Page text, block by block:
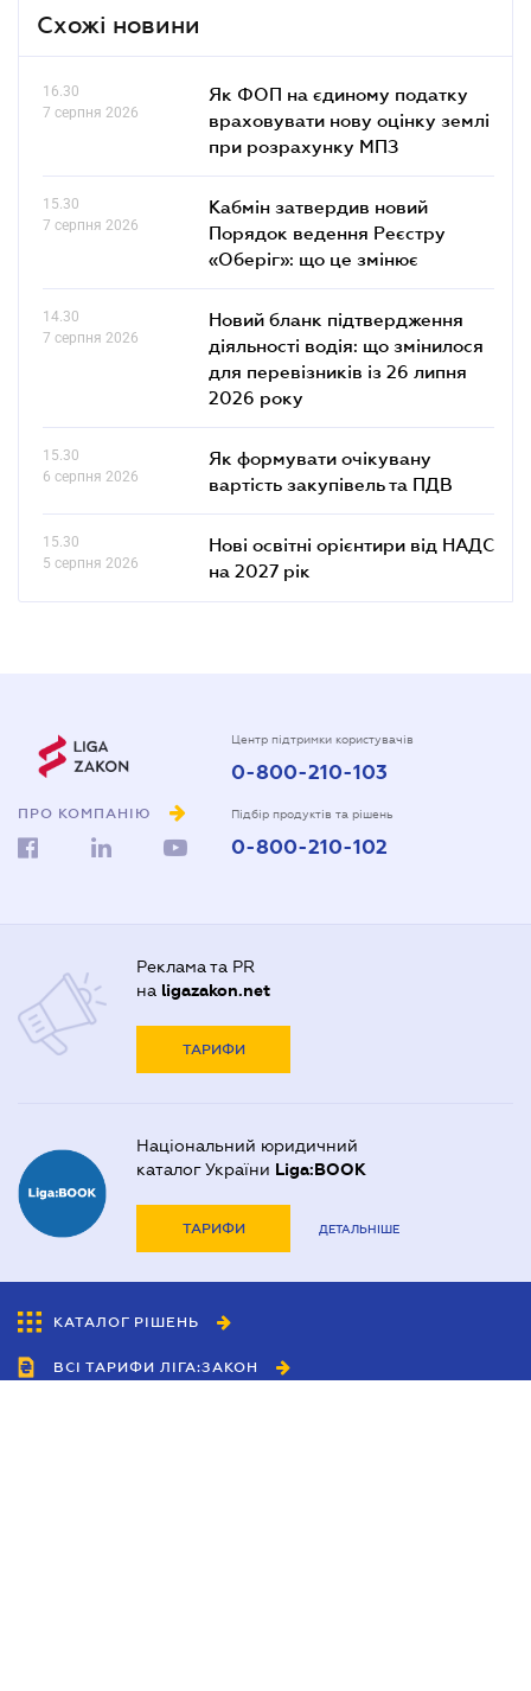
Схожі новини
16.30
7 серпня 2026
Як ФОП на єдиному податку
враховувати нову оцінку землі
при розрахунку МПЗ
15.30
7 серпня 2026
Кабмін затвердив новий
Порядок ведення Реєстру
«Оберіг»: що це змінює
14.30
7 серпня 2026
Новий бланк підтвердження
діяльності водія: що змінилося
для перевізників із 26 липня
2026 року
15.30
6 серпня 2026
Як формувати очікувану
вартість закупівель та ПДВ
15.30
5 серпня 2026
Нові освітні орієнтири від НАДС
на 2027 рік
ПРО КОМПАНІЮ
Центр підтримки користувачів
0-800-210-103
Підбір продуктів та рішень
0-800-210-102
Реклама та PR
на ligazakon.net
ТАРИФИ
Національний юридичний
каталог України Liga:BOOK
ТАРИФИ ДЕТАЛЬНІШЕ
КАТАЛОГ РІШЕНЬ
ВСІ ТАРИФИ ЛІГА:ЗАКОН